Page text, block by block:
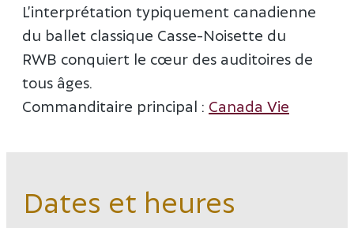
L’interprétation typiquement canadienne
du ballet classique Casse-Noisette du
RWB conquiert le cœur des auditoires de
tous âges.
Commanditaire principal : Canada Vie
Dates et heures